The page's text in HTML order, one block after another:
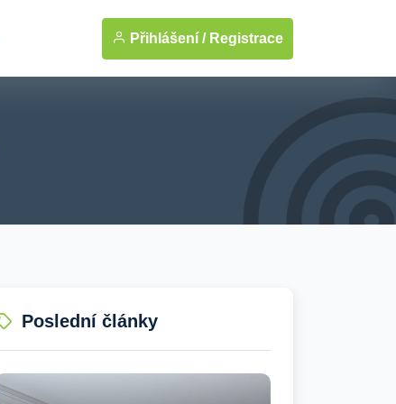
Přihlášení / Registrace
Poslední články